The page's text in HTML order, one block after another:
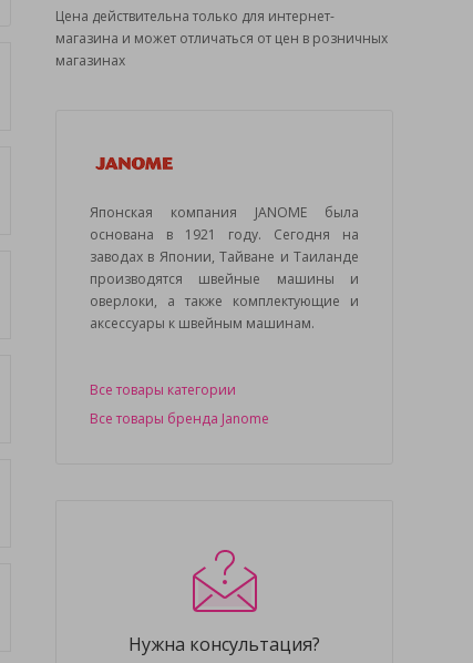
Цена действительна только для интернет-
магазина и может отличаться от цен в розничных
магазинах
Японская компания JANOME была
основана в 1921 году. Сегодня на
заводах в Японии, Тайване и Таиланде
производятся швейные машины и
оверлоки, а также комплектующие и
аксессуары к швейным машинам.
Все товары категории
Все товары бренда Janome
Нужна консультация?